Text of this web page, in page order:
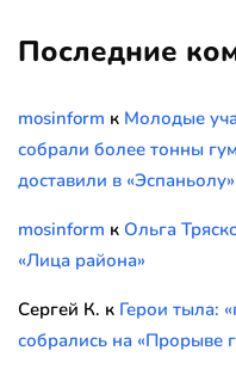
Последние
mosinform к Молодые
собрали более тонны
доставили в «Эспаньолу»
mosinform к Ольга
«Лица района»
Сергей К. к Герои тыла:
собрались на «Прорыве